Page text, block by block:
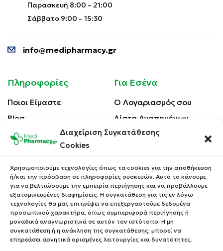
Διαχείριση Συγκατάθεσης
Cookies
Χρησιμοποιούμε τεχνολογίες όπως τα cookies για την αποθήκευση
ή/και την πρόσβαση σε πληροφορίες συσκευών. Αυτό το κάνουμε
για να βελτιώσουμε την εμπειρία περιήγησης και να προβάλλουμε
εξατομικευμένες διαφημίσεις. Η συγκατάθεση για τις εν λόγω
τεχνολογίες θα μας επιτρέψει να επεξεργαστούμε δεδομένα
προσωπικού χαρακτήρα, όπως συμπεριφορά περιήγησης ή
μοναδικά αναγνωριστικά σε αυτόν τον ιστότοπο. Η μη
συγκατάθεση ή η ανάκληση της συγκατάθεσης, μπορεί να
επηρεάσει αρνητικά ορισμένες λειτουργίες και δυνατότητες.
Παρασκευή 8:00 – 21:00
Σάββατο 9:00 – 15:30
info@medipharmacy.gr
Πληροφορίες
Ποιοι Είμαστε
Blog
Επικοινωνία
Πολιτική Απορρήτου
Τρόποι Αποστολής
Τρόποι Πληρωμής
Επιστροφές Προϊόντων
Για Εσένα
Ο Λογαριασμός σου
Λίστα Αγαπημένων
Οι Παραγγελίες σου
Κέρδισε Κουπόνι
Έκπτωσης